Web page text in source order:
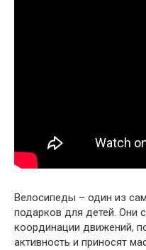
Велосипеды – один из
подарков для детей. Они
координации движений,
активность и приносят